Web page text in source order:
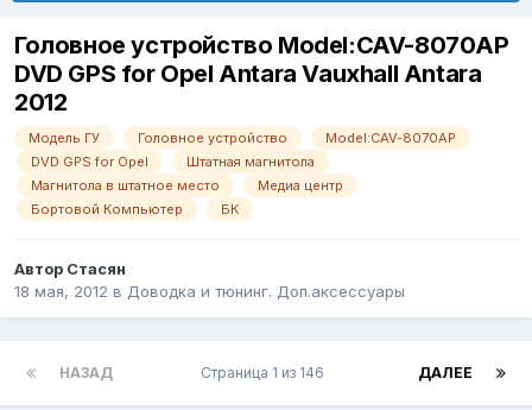
Головное устройство Model:CAV-8070AP
DVD GPS for Opel Antara Vauxhall Antara
2012
Модель ГУ Головное устройство
Model:CAV-8070AP
DVD GPS for Opel
Штатная магнитола
Магнитола в штатное место
Медиа центр
Бортовой Компьютер
БК
Автор Стасян
18 мая, 2012 в Доводка и тюнинг. Доп.аксессуары
НАЗАД ДАЛЕЕ
Страница 1 из 146